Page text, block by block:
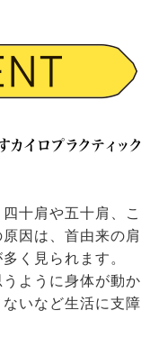
イロプラクティック
十肩や五十肩、こ
因は、首由来の肩
く見られます。
ように身体が動か
いなど生活に支障